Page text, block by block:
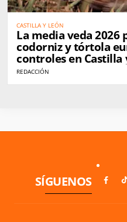
CASTILLA Y LEÓN
La media veda
codorniz y tórtola
controles en Castilla
REDACCIÓN
SÍGUENOS